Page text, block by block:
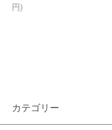
円)
カテゴリー